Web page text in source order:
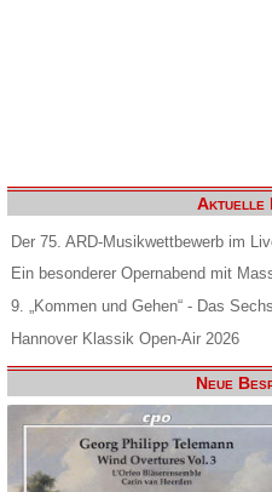
Aktuelle
Der 75. ARD-Musikwettbewerb im
Ein besonderer Opernabend mit
9. „Kommen und Gehen“ - Das
Hannover Klassik Open-Air 2026
Neue